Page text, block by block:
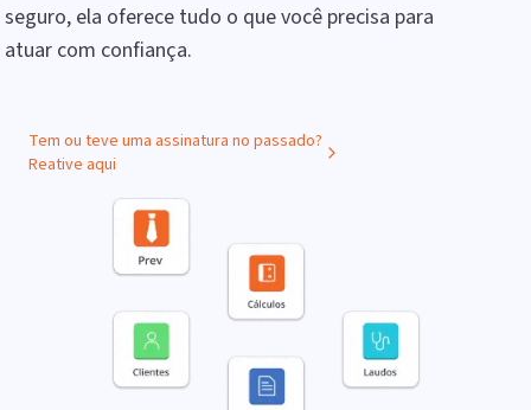
seguro, ela oferece tudo o que você precisa para
atuar com confiança.
Tem ou teve uma assinatura no passado?
Reative aqui